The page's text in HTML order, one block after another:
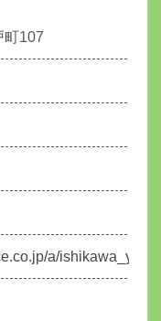
町107
a/ishikawa_y/